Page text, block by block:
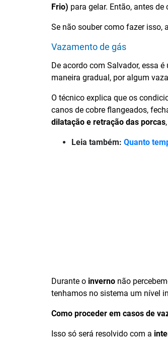
Frio) para gelar. Então, antes
Se não souber como fazer isso,
Vazamento de gás
De acordo com Salvador, essa
maneira gradual, por algum
O técnico explica que os
canos de cobre flangeados,
dilatação e retração das porcas
Leia também: Quanto
Durante o inverno não
tenhamos no sistema um nível
Como proceder em casos de
Isso só será resolvido com a